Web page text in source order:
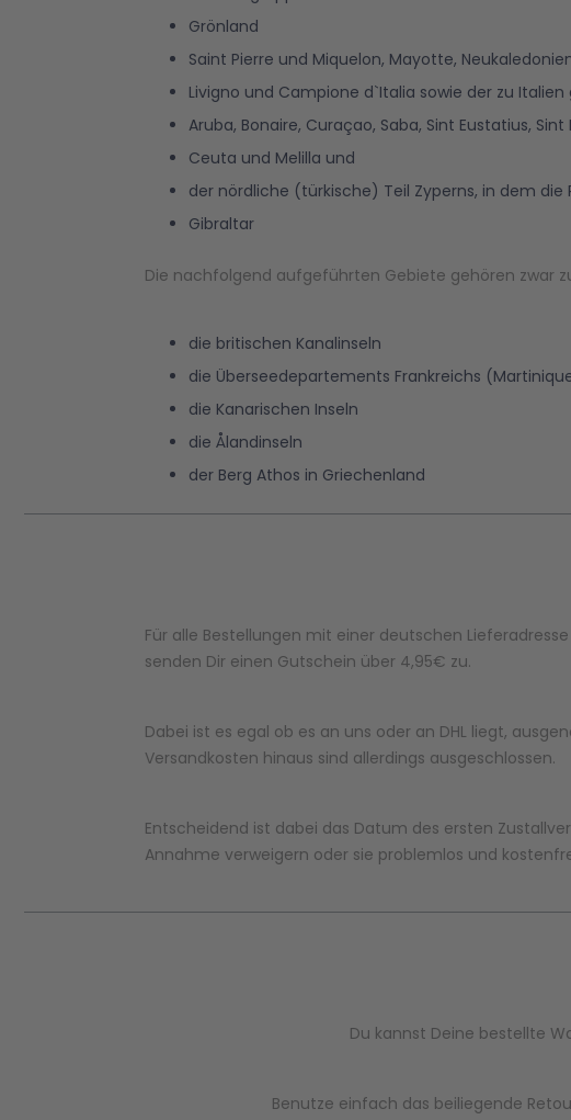
Grönland
Saint Pierre und Miquelon, Mayotte,
Livigno und Campione d`Italia sowie der zu
Aruba, Bonaire, Curaçao, Saba, Sint Eustatius,
Ceuta und Melilla und
der nördliche (türkische) Teil Zyperns, in dem
Gibraltar
Die nachfolgend aufgeführten Gebiete gehören zwar
die britischen Kanalinseln
die Überseedepartements Frankreichs
die Kanarischen Inseln
die Ålandinseln
der Berg Athos in Griechenland
Für alle Bestellungen mit einer deutschen
senden Dir einen Gutschein über 4,95€ zu.
Dabei ist es egal ob es an uns oder an DHL liegt,
Versandkosten hinaus sind allerdings ausgeschlossen.
Entscheidend ist dabei das Datum des ersten
Annahme verweigern oder sie problemlos und
Du kannst Deine bestellte
Benutze einfach das beiliegende